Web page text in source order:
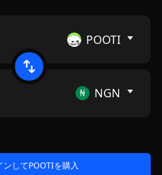
POOTI
NGN
ンしてPOOTIを購入